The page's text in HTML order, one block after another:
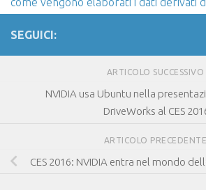
SEGUICI:
ARTICOLO SUCCESSIVO
NVIDIA usa Ubuntu nella
DriveWorks al CES
ARTICOLO PRECEDENTE
CES 2016: NVIDIA entra nel mondo